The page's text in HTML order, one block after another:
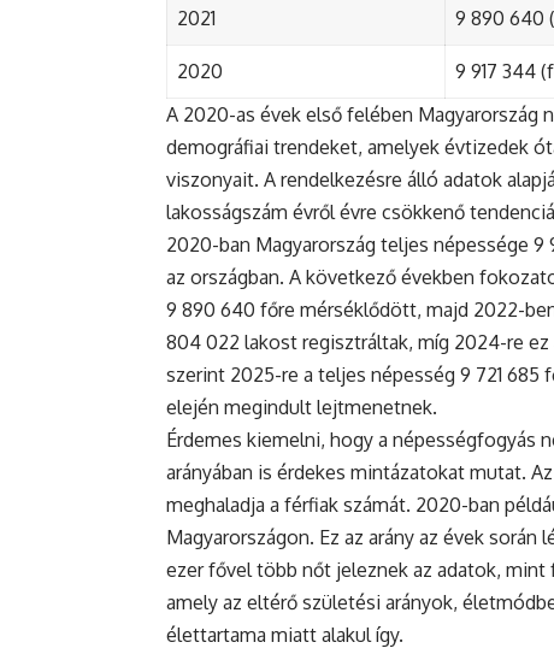
2021 9 890 640
2020
9 917 344
A 2020-as évek első felében Magyarország
demográfiai trendeket, amelyek évtizedek
viszonyait. A rendelkezésre álló adatok
lakosságszám évről évre csökkenő
2020-ban Magyarország teljes népessége
az országban. A következő években
9 890 640 főre mérséklődött, majd 2022-
804 022 lakost regisztráltak, míg 2024-re
szerint 2025-re a teljes népesség 9 721
elején megindult lejtmenetnek.
Érdemes kiemelni, hogy a népességfogyás
arányában is érdekes mintázatokat mutat.
meghaladja a férfiak számát. 2020-ban
Magyarországon. Ez az arány az évek
ezer fővel több nőt jeleznek az adatok,
amely az eltérő születési arányok,
élettartama miatt alakul így.